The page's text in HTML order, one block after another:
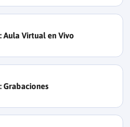
Aula Virtual en Vivo
Grabaciones